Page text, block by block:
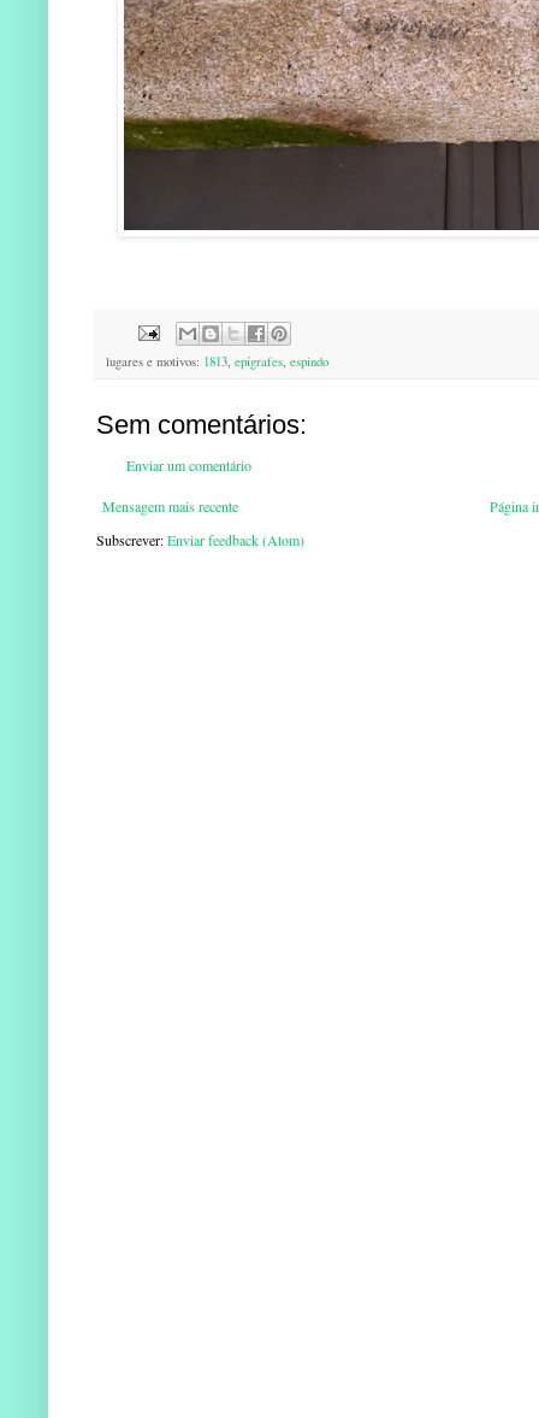
lugares e motivos: 1813, epígrafes, espindo
Sem comentários:
Enviar um comentário
Mensagem mais recente
Página
Subscrever:Enviar feedback (Atom)